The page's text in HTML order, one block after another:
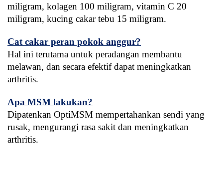
miligram, kolagen 100 miligram, vitamin C 20
miligram, kucing cakar tebu 15 miligram.
Cat cakar peran pokok anggur?
Hal ini terutama untuk peradangan membantu
melawan, dan secara efektif dapat meningkatkan
arthritis.
Apa MSM lakukan?
Dipatenkan OptiMSM mempertahankan sendi yang
rusak, mengurangi rasa sakit dan meningkatkan
arthritis.